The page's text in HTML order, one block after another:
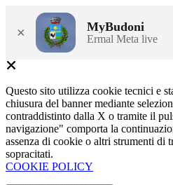
× MyBudoni
Ermal Meta live
Questo sito utilizza cookie tecnici e
chiusura del banner mediante
contraddistinto dalla X o tramite il
navigazione" comporta la
assenza di cookie o altri strumenti di
sopracitati.
COOKIE POLICY